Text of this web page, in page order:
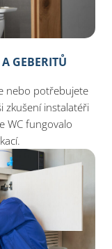
GEBERITŮ
nebo potřebujete
zkušení instalatéři
WC fungovalo